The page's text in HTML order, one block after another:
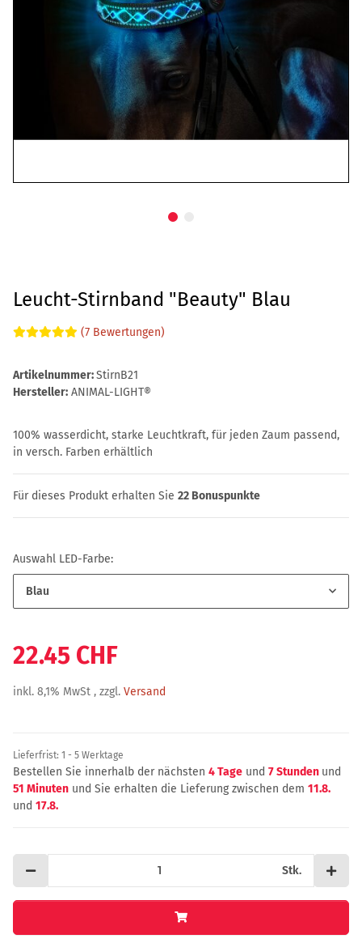
Leucht-Stirnband "Beauty" Blau
(7 Bewertungen)
Artikelnummer:StirnB21
Hersteller: ANIMAL-LIGHT®
100% wasserdicht, starke Leuchtkraft, für jeden Zaum passend,
in versch. Farben erhältlich
Für dieses Produkt erhalten Sie 22 Bonuspunkte
Auswahl LED-Farbe:
Blau
22.45 CHF
inkl. 8,1% MwSt , zzgl. Versand
Lieferfrist: 1 - 5 Werktage
Bestellen Sie innerhalb der nächsten 4 Tage und 7 Stunden und
51 Minuten und Sie erhalten die Lieferung zwischen dem 11.8.
und 17.8.
Stk.